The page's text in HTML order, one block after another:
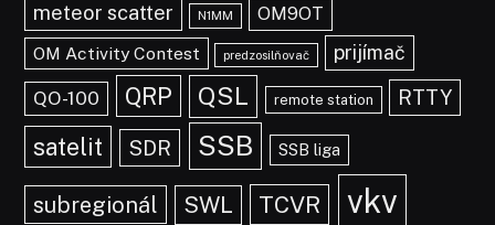
meteor scatter N1MM
OM9OT
OM Activity Contest
predzosilňovač prijímač
QO-100 QRP QSL remote station RTTY
satelit SDR SSB SSB liga
subregionál SWL TCVR vkv